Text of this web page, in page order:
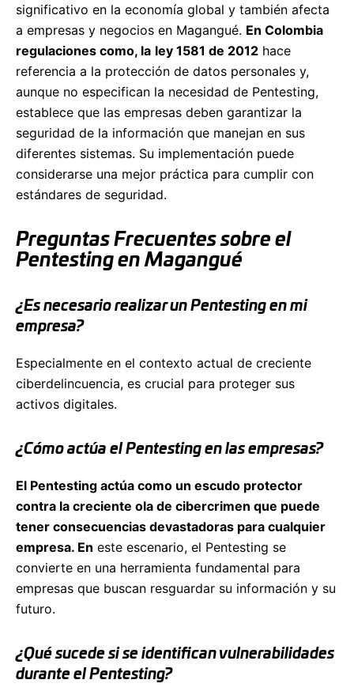
significativo en la economía global y también afecta
a empresas y negocios en Magangué. En Colombia
regulaciones como, la ley 1581 de 2012 hace
referencia a la protección de datos personales y,
aunque no especifican la necesidad de Pentesting,
establece que las empresas deben garantizar la
seguridad de la información que manejan en sus
diferentes sistemas. Su implementación puede
considerarse una mejor práctica para cumplir con
estándares de seguridad.
Preguntas Frecuentes sobre el
Pentesting en Magangué
¿Es necesario realizar un Pentesting en mi
empresa?
Especialmente en el contexto actual de creciente
ciberdelincuencia, es crucial para proteger sus
activos digitales.
¿Cómo actúa el Pentesting en las empresas?
El Pentesting actúa como un escudo protector
contra la creciente ola de cibercrimen que puede
tener consecuencias devastadoras para cualquier
empresa. En este escenario, el Pentesting se
convierte en una herramienta fundamental para
empresas que buscan resguardar su información y su
futuro.
¿Qué sucede si se identifican vulnerabilidades
durante el Pentesting?